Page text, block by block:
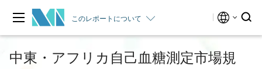
このレポートについて
中東・アフリカ自己血糖測定市場規